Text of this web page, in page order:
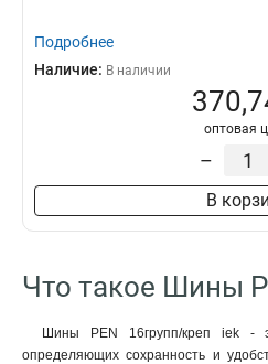
Подробнее
Наличие: В наличии
оптовая
–
В
Что такое Шины
Шины PEN 16групп/креп iek -
определяющих сохранность и